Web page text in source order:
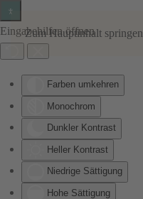
Eingabehilfen öffnen
Farben umkehren
Monochrom
Dunkler Kontrast
Heller Kontrast
Niedrige Sättigung
Hohe Sättigung
Zum Hauptinhalt springen